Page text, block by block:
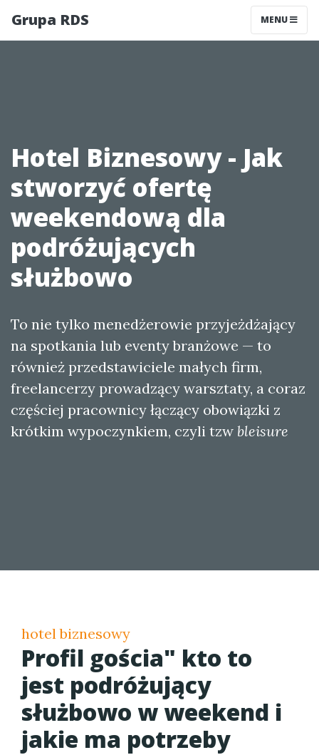
Grupa RDS MENU
Hotel Biznesowy - Jak
stworzyć ofertę
weekendową dla
podróżujących
służbowo
To nie tylko menedżerowie przyjeżdżający
na spotkania lub eventy branżowe — to
również przedstawiciele małych firm,
freelancerzy prowadzący warsztaty, a coraz
częściej pracownicy łączący obowiązki z
krótkim wypoczynkiem, czyli tzw bleisure
hotel biznesowy
Profil gościa" kto to
jest podróżujący
służbowo w weekend i
jakie ma potrzeby